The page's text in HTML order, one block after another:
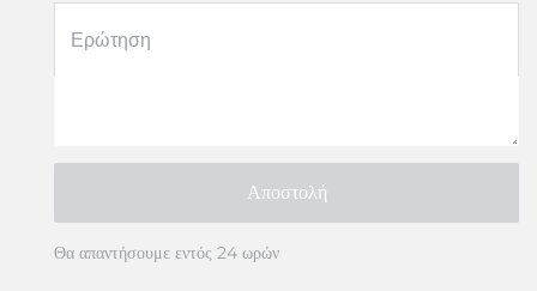
Ερώτηση
Αποστολή
Θα απαντήσουμε εντός 24 ωρών